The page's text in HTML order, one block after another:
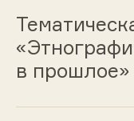
в прошлое»